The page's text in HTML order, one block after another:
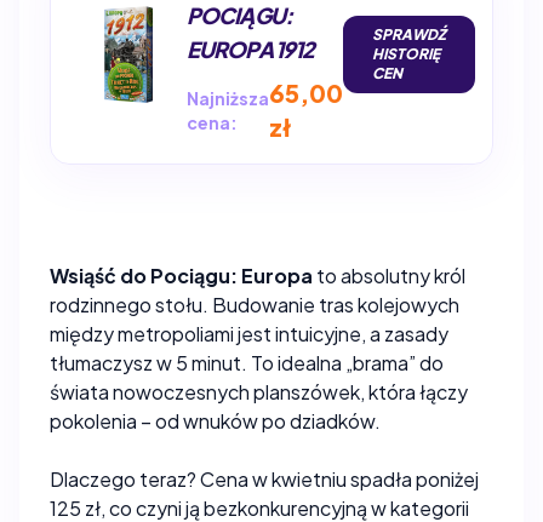
POCIĄGU:
EUROPA 1912
Najniższa
cena:
65,00
zł
SPRAWDŹ
HISTORIĘ
CEN
Wsiąść do Pociągu: Europa to absolutny król
rodzinnego stołu. Budowanie tras kolejowych
między metropoliami jest intuicyjne, a zasady
tłumaczysz w 5 minut. To idealna „brama” do
świata nowoczesnych planszówek, która łączy
pokolenia – od wnuków po dziadków.
Dlaczego teraz? Cena w kwietniu spadła poniżej
125 zł, co czyni ją bezkonkurencyjną w kategorii